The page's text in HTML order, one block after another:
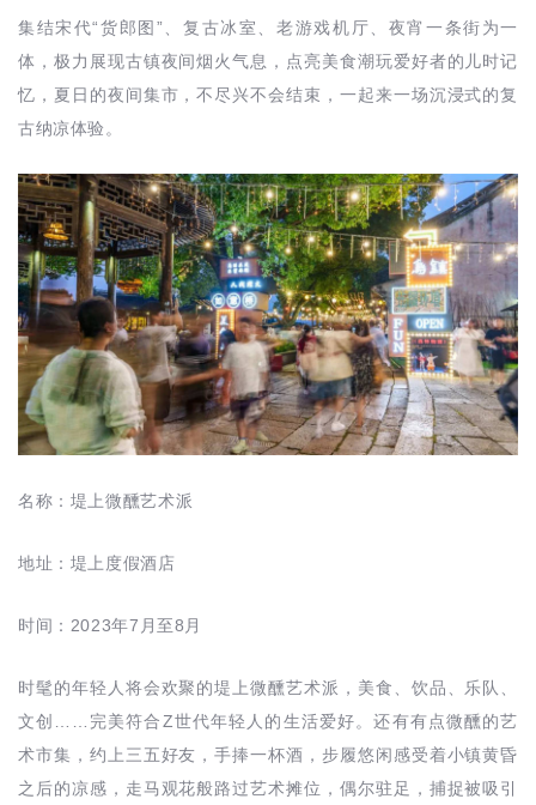
集结宋代“货郎图”、复古冰室、老游戏机厅、夜宵一条街为一
体，极力展现古镇夜间烟火气息，点亮美食潮玩爱好者的儿时记
忆，夏日的夜间集市，不尽兴不会结束，一起来一场沉浸式的复
古纳凉体验。
名称：堤上微醺艺术派
地址：堤上度假酒店
时间：2023年7月至8月
时髦的年轻人将会欢聚的堤上微醺艺术派，美食、饮品、乐队、
文创……完美符合Z世代年轻人的生活爱好。还有有点微醺的艺
术市集，约上三五好友，手捧一杯酒，步履悠闲感受着小镇黄昏
之后的凉感，走马观花般路过艺术摊位，偶尔驻足，捕捉被吸引